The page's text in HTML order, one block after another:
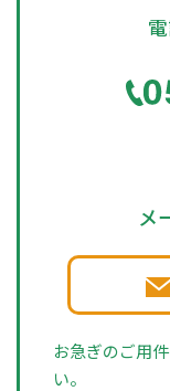
メ
お急ぎのご用
い。